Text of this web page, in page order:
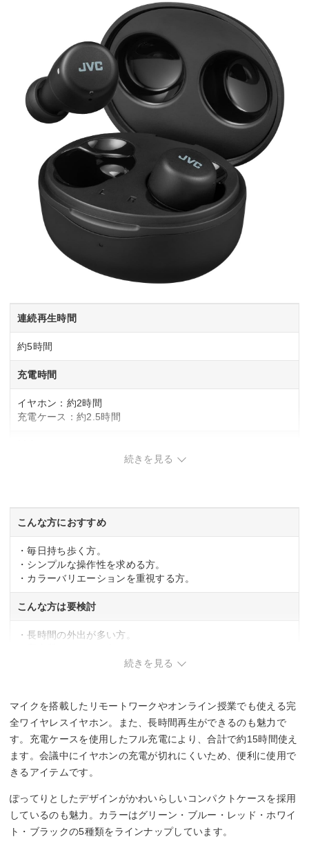
連続再生時間
約5時間
充電時間
イヤホン：約2時間
充電ケース：約2.5時間
グリーン
レッド
ホワイト
ブラック
続きを見る
こんな方におすすめ
・毎日持ち歩く方。
・シンプルな操作性を求める方。
・カラーバリエーションを重視する方。
こんな方は要検討
・長時間の外出が多い方。
続きを見る
マイクを搭載したリモートワークやオンライン授業でも使える完
全ワイヤレスイヤホン。また、長時間再生ができるのも魅力で
す。充電ケースを使用したフル充電により、合計で約15時間使え
ます。会議中にイヤホンの充電が切れにくいため、便利に使用で
きるアイテムです。
ぽってりとしたデザインがかわいらしいコンパクトケースを採用
しているのも魅力。カラーはグリーン・ブルー・レッド・ホワイ
ト・ブラックの5種類をラインナップしています。